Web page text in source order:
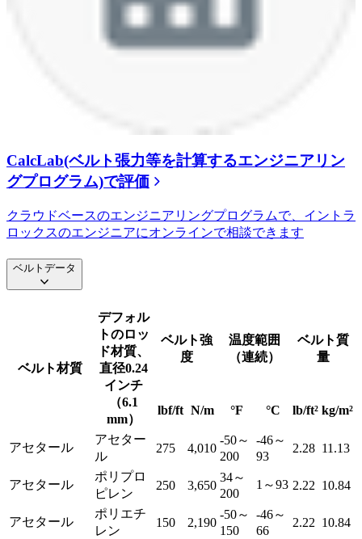
CalcLab(ベルト張力等を計算するエンジニアリン
グプログラム)で評価
クラウドベースのエンジニアリングプログラムで、イントラ
ロックスのエンジニアにオンラインで相談できます
ベルトデータ
ベルト材質
デフォル
トのロッ
ド材質、
直径0.24
インチ
（6.1
mm）
ベルト強
度
温度範囲
（連続）
ベルト質
量
lbf/ft N/m °F °C lb/ft² kg/m²
アセタール
アセター
ル
275 4,010
-50～
200
-46～
93
2.28 11.13
アセタール
ポリプロ
ピレン
250 3,650
34～
200
1～93 2.22 10.84
アセタール
ポリエチ
レン
150 2,190
-50～
150
-46～
66
2.22 10.84